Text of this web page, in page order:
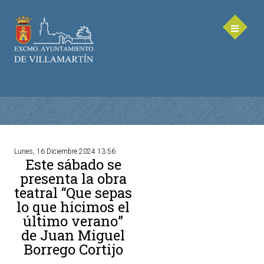
AYUNTAMIENTO
Saluda de la Alcaldesa
Equipo de Gobierno
Corporación Municipal - Legislatura 2023-2027
Delegaciones Municipales
Teléfonos de contacto
Lunes, 16 Diciembre 2024 13:56
Este sábado se
presenta la obra
teatral “Que sepas
lo que hicimos el
último verano”
de Juan Miguel
Borrego Cortijo